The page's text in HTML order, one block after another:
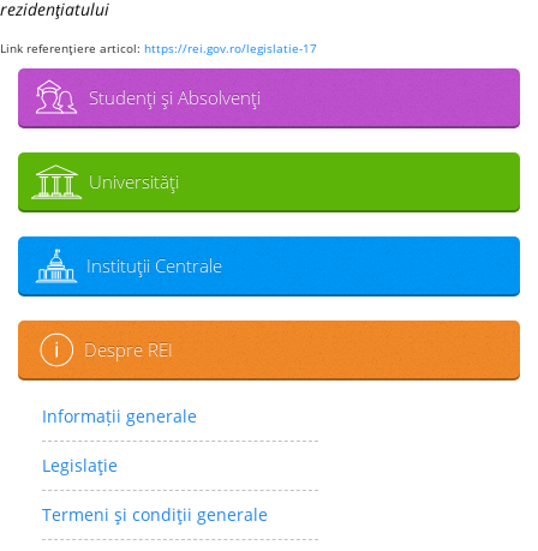
rezidenţiatului
Link referenţiere articol: https://rei.gov.ro/legislatie-17
Studenţi şi Absolvenţi
Universităţi
Instituţii Centrale
Despre REI
Informații generale
Legislaţie
Termeni şi condiţii generale